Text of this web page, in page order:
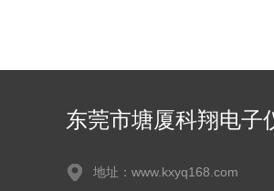
东莞市塘厦科翔电子
地址：www.kxyq168.com